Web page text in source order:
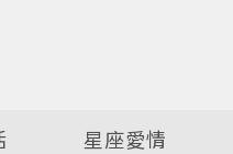
星座愛情